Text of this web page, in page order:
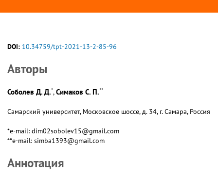
DOI: 10.34759/tpt-2021-13-2-85-96
Авторы
Соболев Д. Д.*,Симаков С. П.**
Самарский университет, Московское шоссе, д. 34, г. Самара, Россия
*e-mail: dim02sobolev15@gmail.com
**e-mail: simba1393@gmail.com
Аннотация